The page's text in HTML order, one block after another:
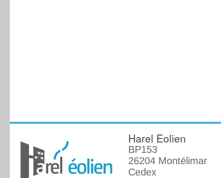
Harel Eolien
BP153
26204 Montélimar
Cedex